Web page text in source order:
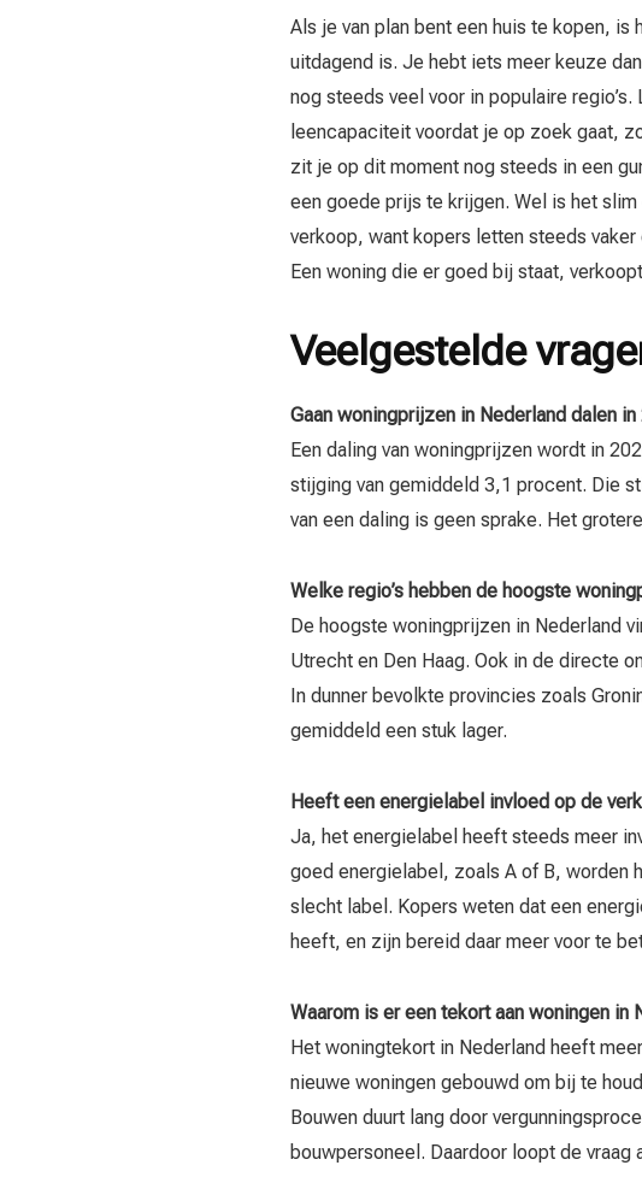
Als je van plan bent een huis te kopen,
uitdagend is. Je hebt iets meer keuze
nog steeds veel voor in populaire
leencapaciteit voordat je op zoek gaat,
zit je op dit moment nog steeds in een
een goede prijs te krijgen. Wel is het
verkoop, want kopers letten steeds
Een woning die er goed bij staat,
Veelgestelde
Gaan woningprijzen in Nederland dalen in
Een daling van woningprijzen wordt in
stijging van gemiddeld 3,1 procent. Die
van een daling is geen sprake. Het
Welke regio’s hebben de hoogste
De hoogste woningprijzen in Nederland
Utrecht en Den Haag. Ook in de directe
In dunner bevolkte provincies zoals
gemiddeld een stuk lager.
Heeft een energielabel invloed op de
Ja, het energielabel heeft steeds meer
goed energielabel, zoals A of B, worden
slecht label. Kopers weten dat een
heeft, en zijn bereid daar meer voor te
Waarom is er een tekort aan woningen in
Het woningtekort in Nederland heeft
nieuwe woningen gebouwd om bij te
Bouwen duurt lang door
bouwpersoneel. Daardoor loopt de vraag